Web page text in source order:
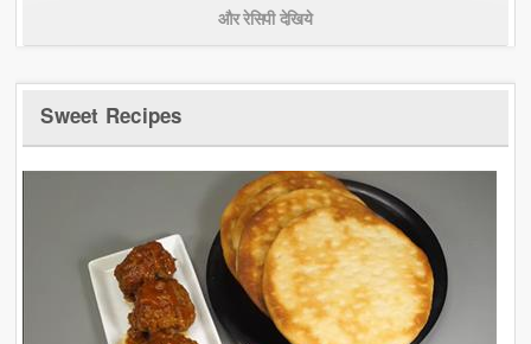
और रेसिपी देखिये
Sweet Recipes